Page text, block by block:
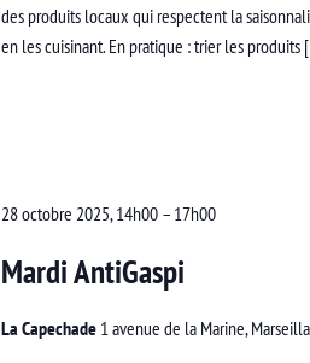
des produits locaux qui respectent la
en les cuisinant. En pratique : trier les produits
28 octobre 2025, 14h00– 17h00
Mardi AntiGaspi
La Capechade 1 avenue de la Marine,